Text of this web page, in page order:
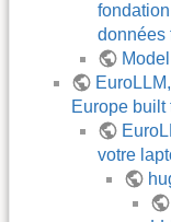
données
Europe
votre